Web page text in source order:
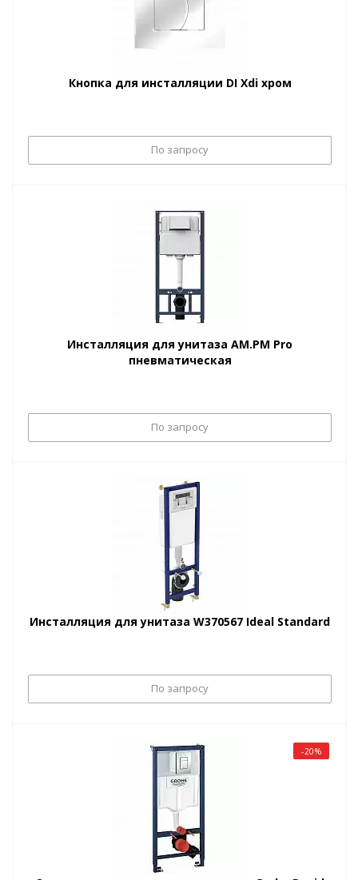
Кнопка для инсталляции DI Xdi хром
По запросу
Инсталляция для унитаза AM.PM Pro
пневматическая
По запросу
Инсталляция для унитаза W370567 Ideal Standard
По запросу
-20%